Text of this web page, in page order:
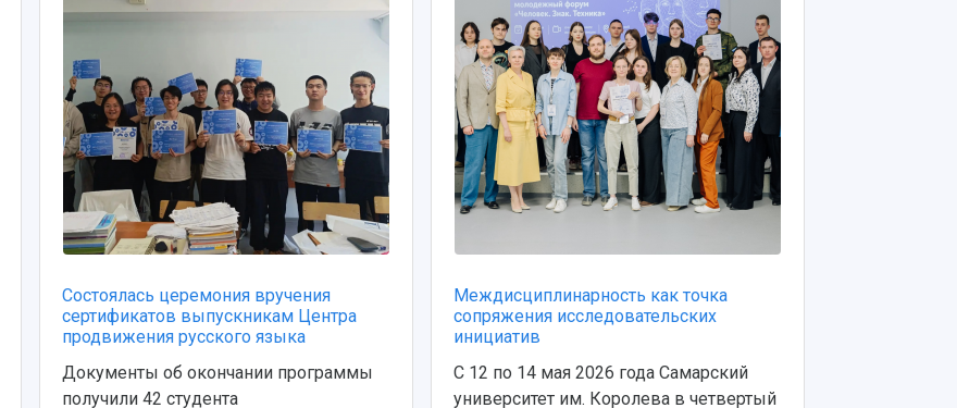
Состоялась церемония вручения
сертификатов выпускникам Центра
продвижения русского языка
Документы об окончании программы
получили 42 студента
Междисциплинарность как точка
сопряжения исследовательских
инициатив
С 12 по 14 мая 2026 года Самарский
университет им. Королева в четвертый